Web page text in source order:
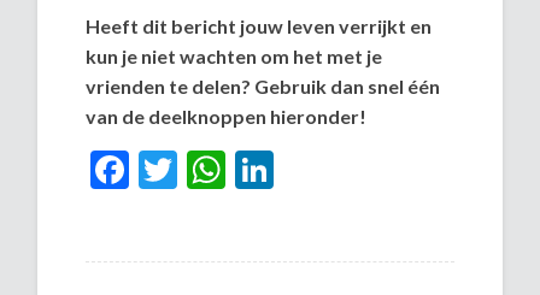
Heeft dit bericht jouw leven verrijkt en
kun je niet wachten om het met je
vrienden te delen? Gebruik dan snel één
van de deelknoppen hieronder!
Facebook
TwitterWhatsApp